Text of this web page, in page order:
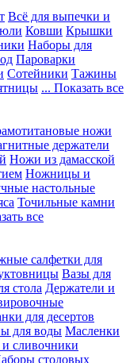
Всё для выпечки и
Ковши Крышки
Наборы для
Пароварки
Сотейники Тажины
... Показать все
ножи
держатели
Ножи из дамасской
Ножницы и
настольные
Точильные камни
все
салфетки для
Вазы для
стола Держатели и
для десертов
для воды Масленки
сливочники
столовых